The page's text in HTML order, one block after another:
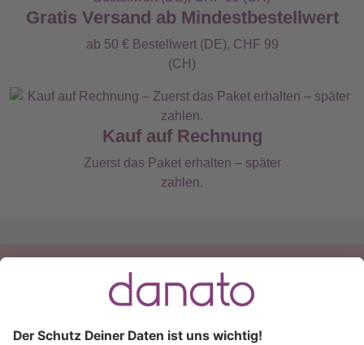
Gratis Versand ab Mindestbestellwert
ab 50 € Bestellwert (DE), CHF 99
(CH)
Kauf auf Rechnung
Zuerst das Paket erhalten – später
zahlen.
Du hast eine Frage?
+49 (0) 511 51 56 0300
schreib uns eineE-Mail